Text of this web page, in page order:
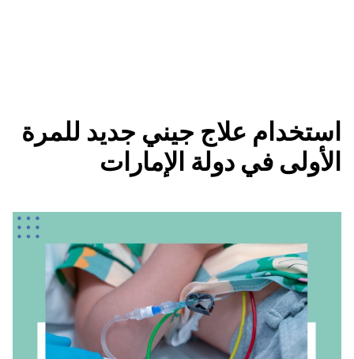
استخدام علاج جيني جديد للمرة
الأولى في دولة الإمارات